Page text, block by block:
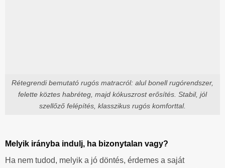
Rétegrendi bemutató rugós matracról: alul bonell rugórendszer,
felette köztes habréteg, majd kókuszrost erősítés. Stabil, jól
szellőző felépítés, klasszikus rugós komforttal.
Melyik irányba indulj, ha bizonytalan vagy?
Ha nem tudod, melyik a jó döntés, érdemes a saját